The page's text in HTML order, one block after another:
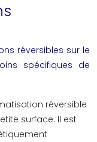
réversibles sur le
spécifiques de
réversible
surface. Il est